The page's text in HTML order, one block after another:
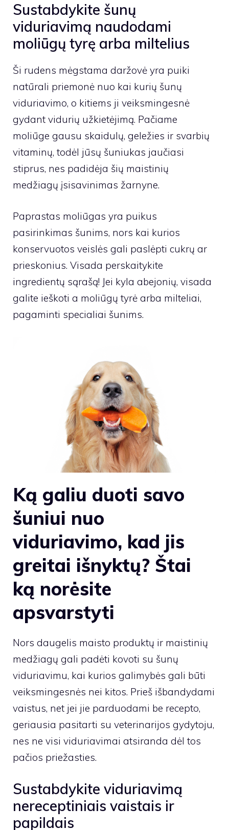
Sustabdykite šunų
viduriavimą naudodami
moliūgų tyrę arba miltelius
Ši rudens mėgstama daržovė yra puiki
natūrali priemonė nuo kai kurių šunų
viduriavimo, o kitiems ji veiksmingesnė
gydant vidurių užkietėjimą. Pačiame
moliūge gausu skaidulų, geležies ir svarbių
vitaminų, todėl jūsų šuniukas jaučiasi
stiprus, nes padidėja šių maistinių
medžiagų įsisavinimas žarnyne.
Paprastas moliūgas yra puikus
pasirinkimas šunims, nors kai kurios
konservuotos veislės gali paslėpti cukrų ar
prieskonius. Visada perskaitykite
ingredientų sąrašą! Jei kyla abejonių, visada
galite ieškoti a moliūgų tyrė arba milteliai,
pagaminti specialiai šunims.
Ką galiu duoti savo
šuniui nuo
viduriavimo, kad jis
greitai išnyktų? Štai
ką norėsite
apsvarstyti
Nors daugelis maisto produktų ir maistinių
medžiagų gali padėti kovoti su šunų
viduriavimu, kai kurios galimybės gali būti
veiksmingesnės nei kitos. Prieš išbandydami
vaistus, net jei jie parduodami be recepto,
geriausia pasitarti su veterinarijos gydytoju,
nes ne visi viduriavimai atsiranda dėl tos
pačios priežasties.
Sustabdykite viduriavimą
nereceptiniais vaistais ir
papildais